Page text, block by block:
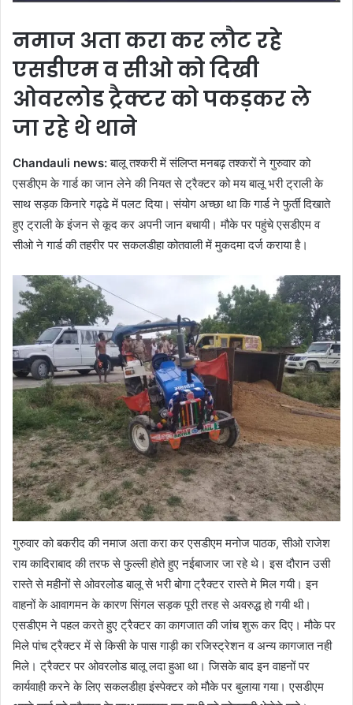
नमाज अता करा कर लौट रहे
एसडीएम व सीओ को दिखी
ओवरलोड ट्रैक्टर को पकड़कर ले
जा रहे थे थाने
Chandauli news:बालू तश्करी में संलिप्त मनबढ़ तश्करों ने गुरुवार को
एसडीएम के गार्ड का जान लेने की नियत से ट्रैक्टर को मय बालू भरी ट्राली के
साथ सड़क किनारे गढ्ढे में पलट दिया। संयोग अच्छा था कि गार्ड ने फुर्ती दिखाते
हुए ट्राली के इंजन से कूद कर अपनी जान बचायी। मौके पर पहुंचे एसडीएम व
सीओ ने गार्ड की तहरीर पर सकलडीहा कोतवाली में मुकदमा दर्ज कराया है।
गुरुवार को बकरीद की नमाज अता करा कर एसडीएम मनोज पाठक, सीओ राजेश
राय कादिराबाद की तरफ से फुल्ली होते हुए नईबाजार जा रहे थे। इस दौरान उसी
रास्ते से महीनों से ओवरलोड बालू से भरी बोगा ट्रैक्टर रास्ते मे मिल गयी। इन
वाहनों के आवागमन के कारण सिंगल सड़क पूरी तरह से अवरुद्ध हो गयी थी।
एसडीएम ने पहल करते हुए ट्रैक्टर का कागजात की जांच शुरू कर दिए। मौके पर
मिले पांच ट्रैक्टर में से किसी के पास गाड़ी का रजिस्ट्रेशन व अन्य कागजात नही
मिले। ट्रैक्टर पर ओवरलोड बालू लदा हुआ था। जिसके बाद इन वाहनों पर
कार्यवाही करने के लिए सकलडीहा इंस्पेक्टर को मौके पर बुलाया गया। एसडीएम